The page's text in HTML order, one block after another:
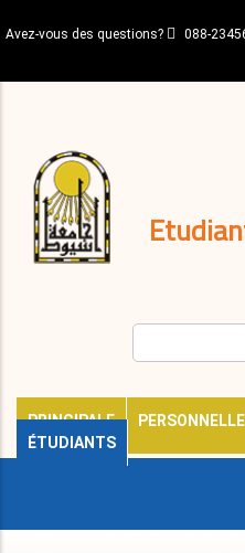
au
principal
Avez-vous des questions? 088-
PRINCIPALE
PERSONNELLE
ÉTUDIANTS
décisions
Expatriés
Journal